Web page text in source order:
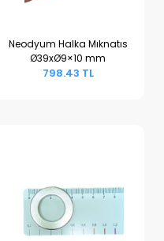
Sepete Ekle
Neodyum Halka Mıknatıs
Ø39xØ9×10 mm
798.43 TL